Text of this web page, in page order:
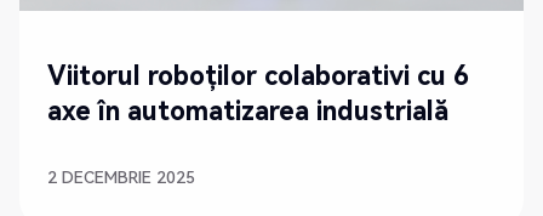
Viitorul roboților colaborativi cu 6
axe în automatizarea industrială
2 DECEMBRIE 2025